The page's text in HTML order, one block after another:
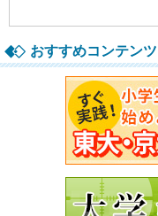
おすすめコンテンツ